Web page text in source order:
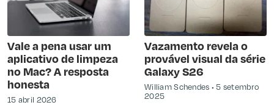
Vale a pena usar um
aplicativo de limpeza
no Mac? A resposta
honesta
15 abril 2026
Vazamento revela o
provável visual da série
Galaxy S26
William Schendes
5 setembro
2025